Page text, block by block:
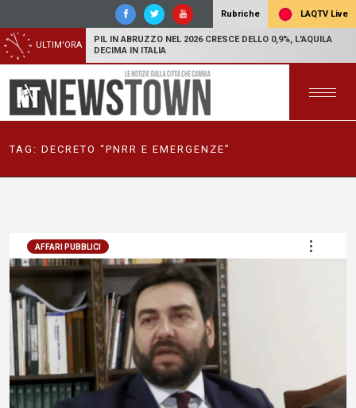
Rubriche LAQTV Live
ULTIM'ORA
PIL IN ABRUZZO NEL 2026 CRESCE DELLO 0,9%, L'AQUILA
DECIMA IN ITALIA
TAG: DECRETO “PNRR E EMERGENZE”
AFFARI PUBBLICI